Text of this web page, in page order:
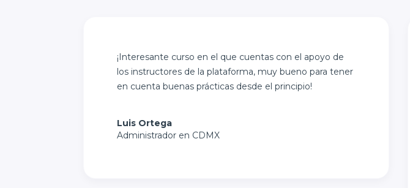
¡Interesante curso en el que cuentas con el apoyo de
los instructores de la plataforma, muy bueno para tener
en cuenta buenas prácticas desde el principio!
Luis Ortega
Administrador en CDMX